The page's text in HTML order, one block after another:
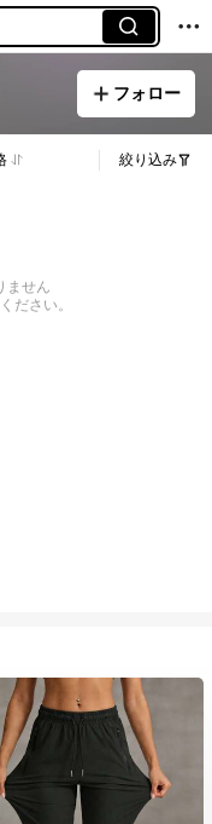
フォロー
絞り込み
ません
ださい。